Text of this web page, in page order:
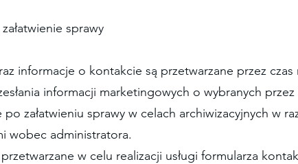
sprawy
informacje o kontakcie są przetwarzane przez
informacji marketingowych o wybranych
po załatwieniu sprawy w celach archiwizacyjnych w
wobec administratora.
w celu realizacji usługi formularza